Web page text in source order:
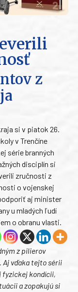
z
si v piatok 26.
v Trenčíne
série branných
disciplín si
zručnosti z
o vojenskej
aj minister
u mladých ľudí
o obranu vlasti.
z pilierov
Aj vďaka tejto sérii
fyzickej kondícii,
a zopakujú si